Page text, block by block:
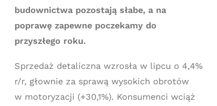
budownictwa pozostają słabe, a na
poprawę zapewne poczekamy do
przyszłego roku.
Sprzedaż detaliczna wzrosła w lipcu o 4,4%
r/r, głownie za sprawą wysokich obrotów
w motoryzacji (+30,1%). Konsumenci wciąż